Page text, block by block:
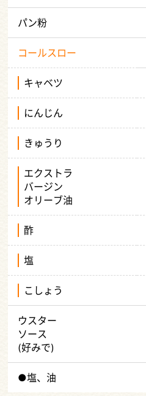
パン粉
コールスロー
キャベツ
にんじん
きゅうり
エクストラ
バージン
オリーブ油
酢
塩
こしょう
ウスター
ソース
(好みで)
●塩、油